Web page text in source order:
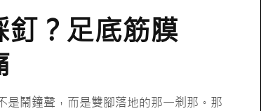
？足底筋膜
鬧鐘聲，而是雙腳落地的那一剎那。那